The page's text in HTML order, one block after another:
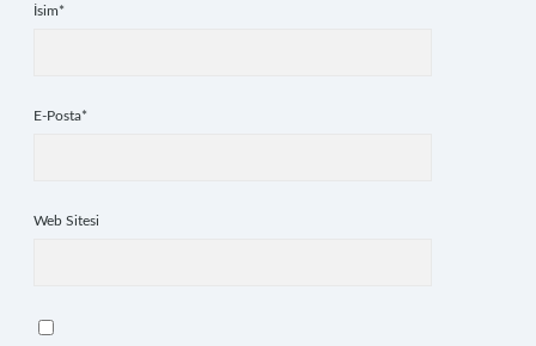
İsim*
E-Posta*
Web Sitesi